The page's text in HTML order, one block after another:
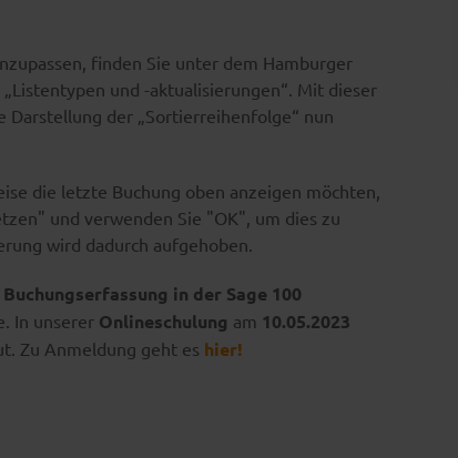
finden Sie unter dem Hamburger
und -aktualisierungen“. Mit dieser
Darstellung der „Sortierreihenfolge“ nun
die letzte Buchung oben anzeigen möchten,
und verwenden Sie "OK", um dies zu
wird dadurch aufgehoben.
Buchungserfassung in der Sage 100
In unserer Onlineschulung am 10.05.2023
Zu Anmeldung geht es hier!